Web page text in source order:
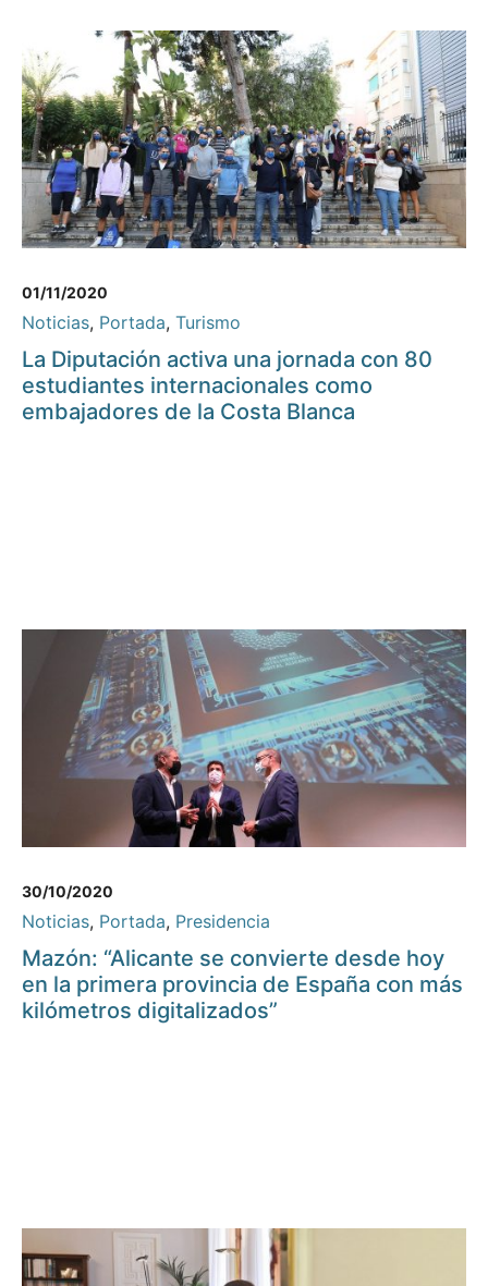
01/11/2020
Noticias, Portada, Turismo
La Diputación activa una jornada con 80
estudiantes internacionales como
embajadores de la Costa Blanca
30/10/2020
Noticias, Portada, Presidencia
Mazón: “Alicante se convierte desde hoy
en la primera provincia de España con más
kilómetros digitalizados”